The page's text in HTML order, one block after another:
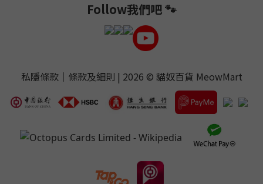
Follow我們吧 🐾
私隱條款｜ 條款及細則 | 2026 © 貓奴百貨 MeowMart